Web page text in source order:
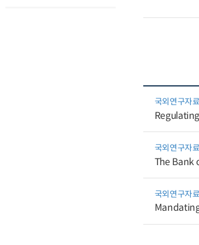
국외연구자료
국외연구자료
The Bank
국외연구자료